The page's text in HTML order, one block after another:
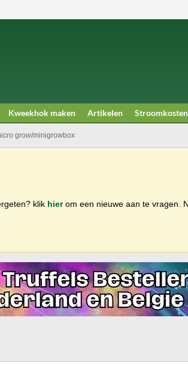
Kweekhok maken Artikelen Stroomkosten
grow/minigrowbox
klik hierom een nieuwe aan te vragen.